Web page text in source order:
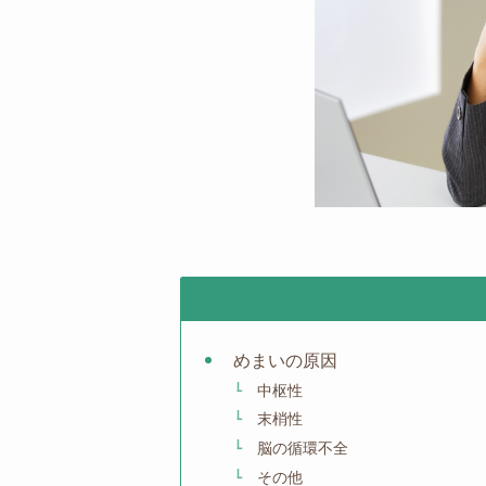
めまいの原因
中枢性
末梢性
脳の循環不全
その他